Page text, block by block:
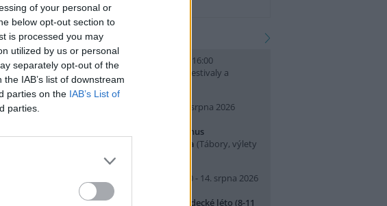
of your personal or
below opt-out section to
is processed you may
utilized by us or personal
separately opt-out of the
IAB’s list of downstream
parties on the IAB’s List of
parties.
přidat tiskovou zprávu
kalendář akcí
9. srpna 2026 (neděle) 10:00 - 16:00
(Festivaly a
slavnosti, Praha 7 )
10. srpna 2026 (pondělí) - 14. srpna 2026
Hrajeme si v Pralese - 2. turnus
příměstského letního tábora (Tábory, výlety
a pobytové akce, Praha 19 )
10. srpna 2026 (pondělí) 07:30 - 14. srpna 2026
(pátek) 16:30
Příměstský tábor Přírodovědecké léto (8-11